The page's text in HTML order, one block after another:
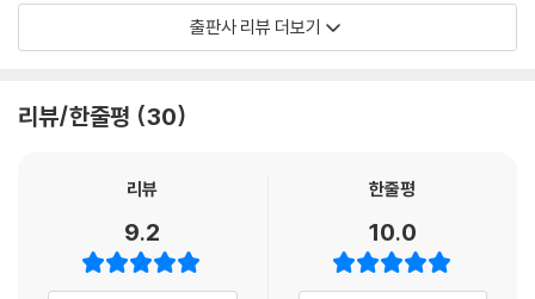
성도가 높고, 권수가 진행됨에 따라 극적재미가 좋아지고 있다.
현재 일본에서 톱10 안에 드는 인기작으로 이번 편을 끝으로 새로운 이야
출판사 리뷰 더보기
리뷰/한줄평 30
리뷰
9.2
한줄평
10.0